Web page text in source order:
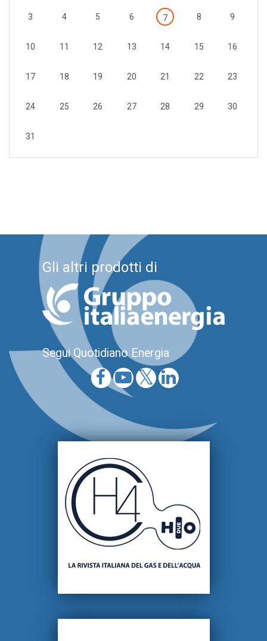
3 4 5 6 7 8 9
10 11 12 13 14 15 16
17 18 19 20 21 22 23
24 25 26 27 28 29 30
31
Gli altri prodotti di
Segui Quotidiano Energia